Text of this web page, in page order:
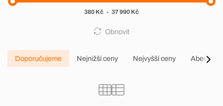
380 Kč - 37 990 Kč
Obnovit
Doporučujeme Nejnižší ceny Nejvyšší ceny Abecedně